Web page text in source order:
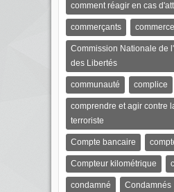
comment réagir en cas
commerçants commerce
Commission Nationale de
des Libertés
communauté complice
comprendre et agir contre
terroriste
Compte bancaire
Compteur kilométrique
condamné Condamnés